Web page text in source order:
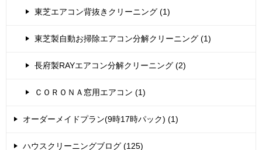
東芝エアコン背抜きクリーニング (1)
東芝製自動お掃除エアコン分解クリーニング (1)
長府製RAYエアコン分解クリーニング (2)
ＣＯＲＯＮＡ窓用エアコン (1)
オーダーメイドプラン(9時17時パック) (1)
ハウスクリーニングブログ (125)